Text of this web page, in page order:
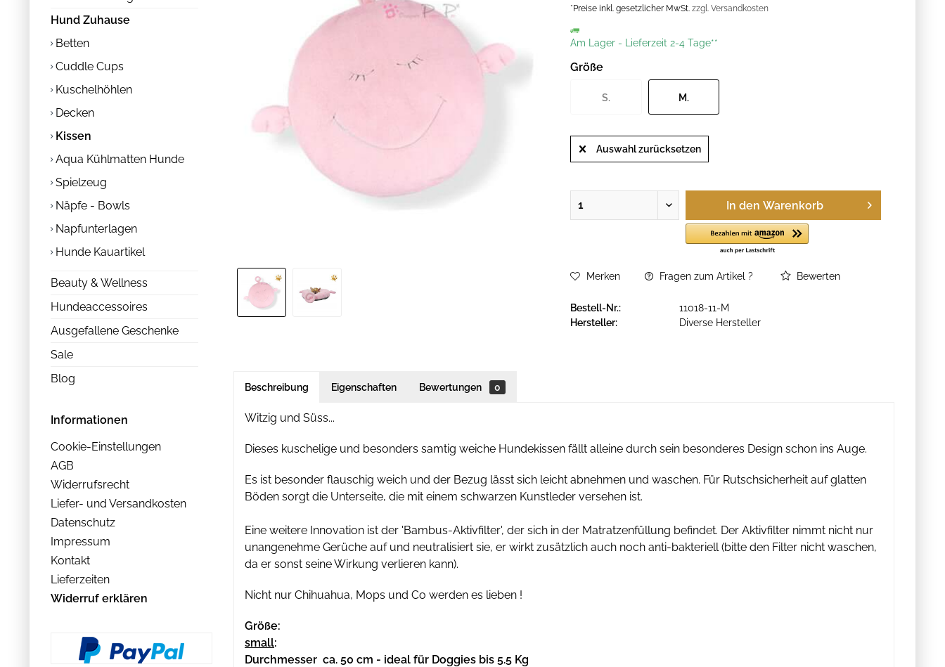
Hund Zuhause
Betten
Cuddle Cups
Kuschelhöhlen
Decken
Kissen
Aqua Kühlmatten Hunde
Spielzeug
Näpfe - Bowls
Napfunterlagen
Hunde Kauartikel
Beauty & Wellness
Hundeaccessoires
Ausgefallene Geschenke
Sale
Blog
Informationen
Cookie-Einstellungen
AGB
Widerrufsrecht
Liefer- und Versandkosten
Datenschutz
Impressum
Kontakt
Lieferzeiten
Widerruf erklären
*Preise inkl. gesetzlicher MwSt.zzgl. Versandkosten
Am Lager - Lieferzeit 2-4 Tage**
Größe
S. M.
Auswahl zurücksetzen
In den Warenkorb
Merken Fragen zum Artikel ? Bewerten
Bestell-Nr.:
11018-11-M
Hersteller:
Diverse Hersteller
Beschreibung Eigenschaften Bewertungen 0
Witzig und Süss...
Dieses kuschelige und besonders samtig weiche Hundekissen fällt alleine durch sein besonderes Design schon ins Auge.
Es ist besonder flauschig weich und der Bezug lässt sich leicht abnehmen und waschen. Für Rutschsicherheit auf glatten
Böden sorgt die Unterseite, die mit einem schwarzen Kunstleder versehen ist.
Eine weitere Innovation ist der 'Bambus-Aktivfilter', der sich in der Matratzenfüllung befindet. Der Aktivfilter nimmt nicht nur
unangenehme Gerüche auf und neutralisiert sie, er wirkt zusätzlich auch noch anti-bakteriell (bitte den Filter nicht waschen,
da er sonst seine Wirkung verlieren kann).
Nicht nur Chihuahua, Mops und Co werden es lieben !
Größe:
small:
Durchmesser ca. 50 cm - ideal für Doggies bis 5.5 Kg